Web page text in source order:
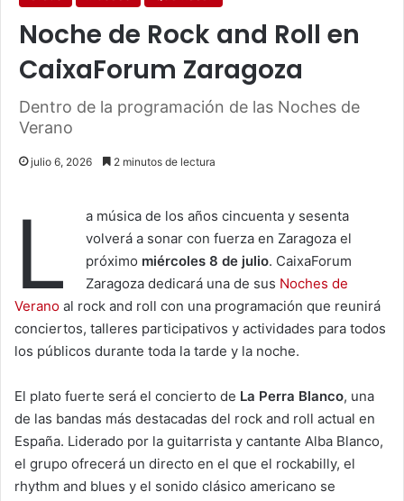
Noche de Rock and Roll en
CaixaForum Zaragoza
Dentro de la programación de las Noches de
Verano
julio 6, 2026 2 minutos de lectura
L
a música de los años cincuenta y sesenta
volverá a sonar con fuerza en Zaragoza el
próximo miércoles 8 de julio. CaixaForum
Zaragoza dedicará una de sus Noches de
Verano al rock and roll con una programación que reunirá
conciertos, talleres participativos y actividades para todos
los públicos durante toda la tarde y la noche.
El plato fuerte será el concierto de La Perra Blanco, una
de las bandas más destacadas del rock and roll actual en
España. Liderado por la guitarrista y cantante Alba Blanco,
el grupo ofrecerá un directo en el que el rockabilly, el
rhythm and blues y el sonido clásico americano se